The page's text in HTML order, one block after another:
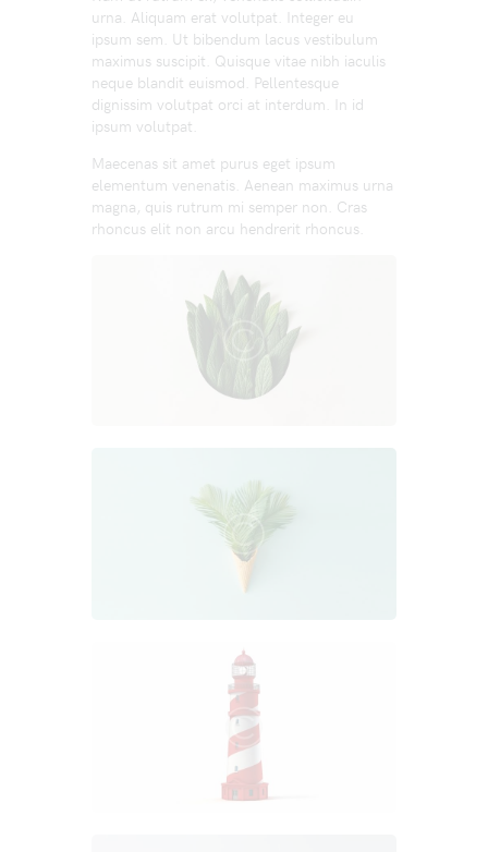
urna. Aliquam erat volutpat. Integer eu
ipsum sem. Ut bibendum lacus vestibulum
maximus suscipit. Quisque vitae nibh iaculis
neque blandit euismod. Pellentesque
dignissim volutpat orci at interdum. In id
ipsum volutpat.
Maecenas sit amet purus eget ipsum
elementum venenatis. Aenean maximus urna
magna, quis rutrum mi semper non. Cras
rhoncus elit non arcu hendrerit rhoncus.